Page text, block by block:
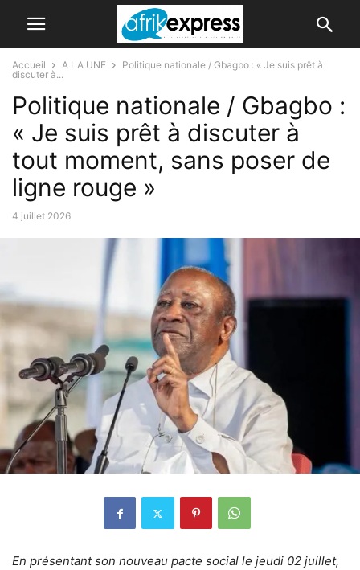
Accueil A LA UNE
Politique nationale / Gbagbo : « Je suis prêt à
discuter à...
Politique nationale / Gbagbo :
« Je suis prêt à discuter à
tout moment, sans poser de
ligne rouge »
4 juillet 2026
En présentant son nouveau pacte social le jeudi 02 juillet,